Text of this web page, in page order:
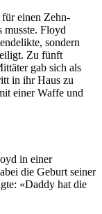
einen Zehn-
musste. Floyd
sondern
Zu fünft
gab sich als
in ihr Haus zu
einer Waffe und
in einer
die Geburt seiner
«Daddy hat die